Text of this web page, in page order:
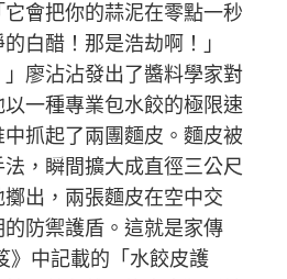
會把你的蒜泥在零點一秒
白醋！那是浩劫啊！」
」廖沾沾發出了醬料學家對
一種專業包水餃的極限速
抓起了兩團麵皮。麵皮被
，瞬間擴大成直徑三公尺
出，兩張麵皮在空中交
防禦護盾。這就是家傳
》中記載的「水餃皮護